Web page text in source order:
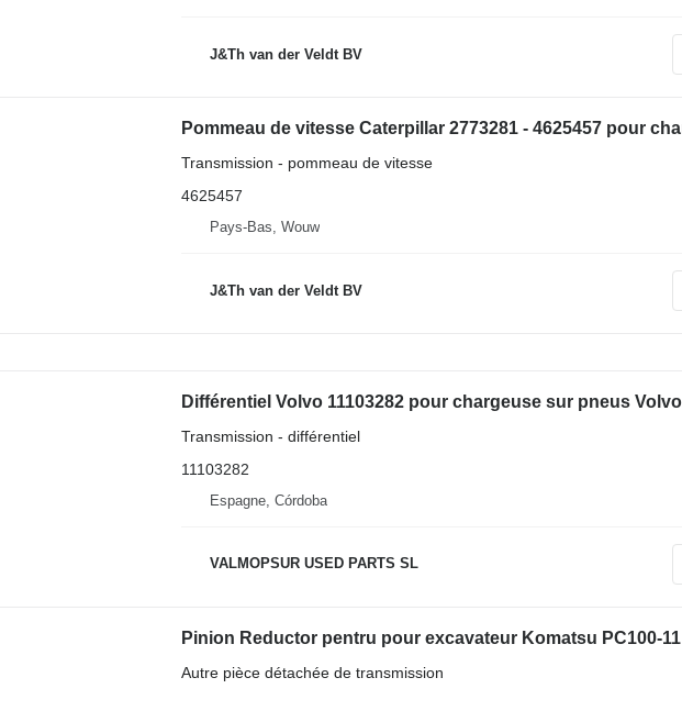
J&Th van der Veldt BV
Transmission - pommeau de vitesse
4625457
Pays-Bas, Wouw
J&Th van der Veldt BV
Transmission - différentiel
11103282
Espagne, Córdoba
VALMOPSUR USED PARTS SL
Pinion Reductor pentru pour excavateur Komatsu PC100-11
Autre pièce détachée de transmission